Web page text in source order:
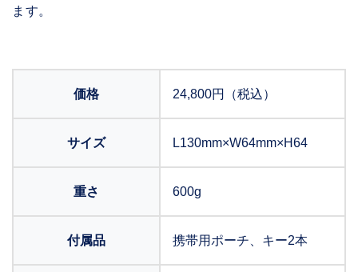
ます。
価格 24,800円（税込）
サイズ L130mm×W64mm×H64
重さ 600g
付属品 携帯用ポーチ、キー2本